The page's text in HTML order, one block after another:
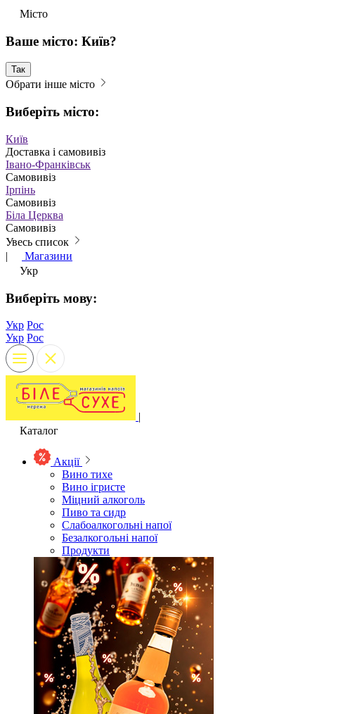
Місто
Ваше місто: Київ?
Так
Обрати інше місто
Виберіть місто:
Київ
Доставка і самовивіз
Івано-Франківськ
Самовивіз
Ірпінь
Самовивіз
Біла Церква
Самовивіз
Увесь список
|
Магазини
Укр
Виберіть мову:
Укр Рос
Укр Рос
|
Каталог
Акції
Вино тихе
Вино ігристе
Міцний алкоголь
Пиво та сидр
Слабоалкогольні напої
Безалкогольні напої
Продукти